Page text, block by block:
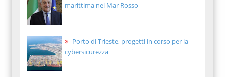
marittima nel Mar Rosso
Porto di Trieste, progetti in corso per la
cybersicurezza